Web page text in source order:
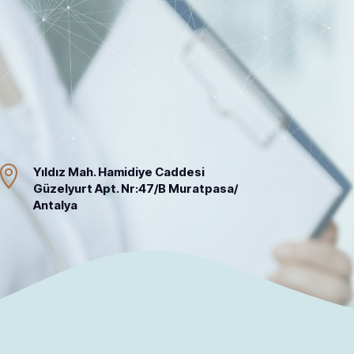
Yıldız Mah. Hamidiye Caddesi
Güzelyurt Apt. Nr:47/B Muratpasa/
Antalya